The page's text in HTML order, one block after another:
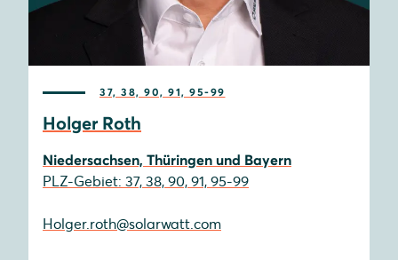
37, 38, 90, 91, 95-99
Holger Roth
Niedersachsen, Thüringen und Bayern
PLZ-Gebiet: 37, 38, 90, 91, 95-99
Holger.roth@solarwatt.com